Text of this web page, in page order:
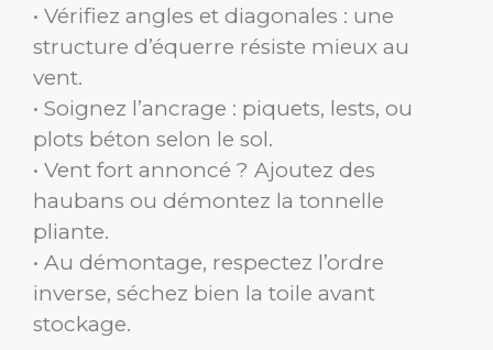
• Vérifiez angles et diagonales : une
structure d’équerre résiste mieux au
vent.
• Soignez l’ancrage : piquets, lests, ou
plots béton selon le sol.
• Vent fort annoncé ? Ajoutez des
haubans ou démontez la tonnelle
pliante.
• Au démontage, respectez l’ordre
inverse, séchez bien la toile avant
stockage.